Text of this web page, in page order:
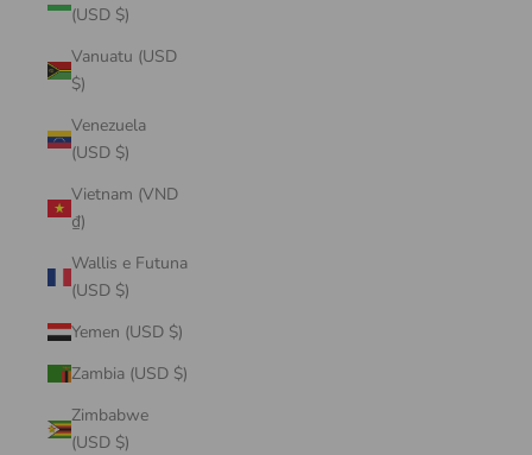
(USD $)
Vanuatu (USD
$)
Venezuela
(USD $)
Vietnam (VND
₫)
Wallis e Futuna
(USD $)
Yemen (USD $)
Zambia (USD $)
Zimbabwe
(USD $)